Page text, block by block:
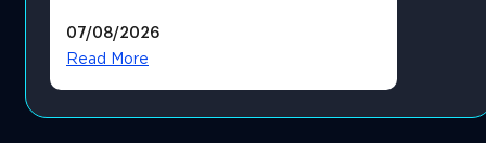
โดยตรง
07/08/2026
Read More